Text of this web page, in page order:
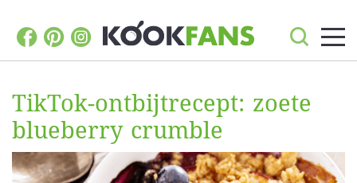
TikTok-ontbijtrecept: zoete
blueberry crumble